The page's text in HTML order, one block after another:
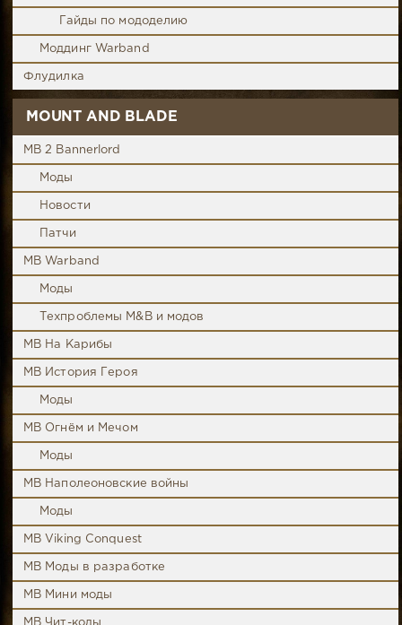
Гайды по мододелию
Моддинг Warband
Флудилка
MOUNT AND BLADE
MB 2 Bannerlord
Моды
Новости
Патчи
MB Warband
Моды
Техпроблемы M&B и модов
MB На Карибы
MB История Героя
Моды
MB Огнём и Мечом
Моды
MB Наполеоновские войны
Моды
MB Viking Conquest
MB Моды в разработке
MB Мини моды